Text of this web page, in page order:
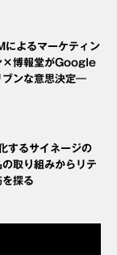
よるマーケティン
×博報堂がGoogle
ブンな意思決定―
するサイネージの
取り組みからリテ
探る